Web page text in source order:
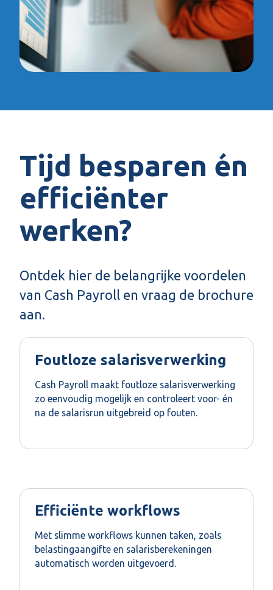
Tijd besparen én
efficiënter
werken?
Ontdek hier de belangrijke voordelen
van Cash Payroll en vraag de brochure
aan.
Foutloze salarisverwerking
Cash Payroll maakt foutloze salarisverwerking
zo eenvoudig mogelijk en controleert voor- én
na de salarisrun uitgebreid op fouten.
Efficiënte workflows
Met slimme workflows kunnen taken, zoals
belastingaangifte en salarisberekeningen
automatisch worden uitgevoerd.